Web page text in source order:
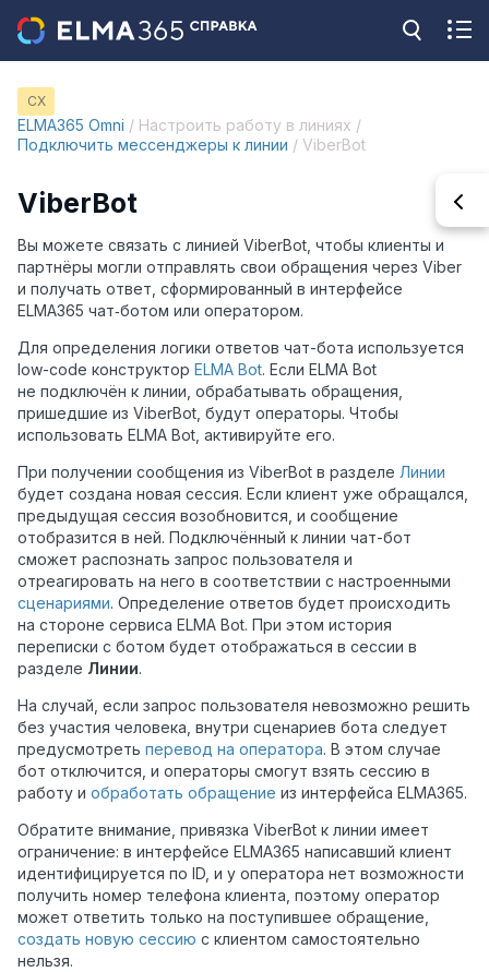
CX
ELMA365 Omni / Настроить работу в линиях /
Подключить мессенджеры к линии / ViberBot
ViberBot
Вы можете связать с линией ViberBot, чтобы клиенты и
партнёры могли отправлять свои обращения через Viber
и получать ответ, сформированный в интерфейсе
ELMA365 чат‑ботом или оператором.
Для определения логики ответов чат-бота используется
low-code конструктор ELMA Bot. Если ELMA Bot
не подключён к линии, обрабатывать обращения,
пришедшие из ViberBot, будут операторы. Чтобы
использовать ELMA Bot, активируйте его.
При получении сообщения из ViberBot в разделе Линии
будет создана новая сессия. Если клиент уже обращался,
предыдущая сессия возобновится, и сообщение
отобразится в ней. Подключённый к линии чат-бот
сможет распознать запрос пользователя и
отреагировать на него в соответствии с настроенными
сценариями. Определение ответов будет происходить
на стороне сервиса ELMA Bot. При этом история
переписки с ботом будет отображаться в сессии в
разделе Линии.
На случай, если запрос пользователя невозможно решить
без участия человека, внутри сценариев бота следует
предусмотреть перевод на оператора. В этом случае
бот отключится, и операторы смогут взять сессию в
работу и обработать обращение из интерфейса ELMA365.
Обратите внимание, привязка ViberBot к линии имеет
ограничение: в интерфейсе ELMA365 написавший клиент
идентифицируется по ID, и у оператора нет возможности
получить номер телефона клиента, поэтому оператор
может ответить только на поступившее обращение,
создать новую сессию с клиентом самостоятельно
нельзя.